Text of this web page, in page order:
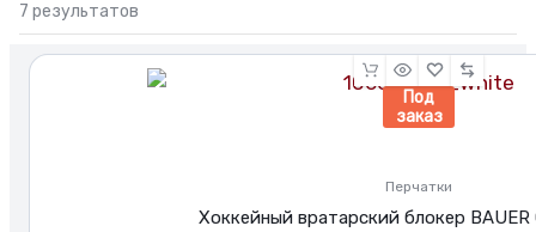
и
подарочные
Доставка
7 результатов
Под
заказ
Перчатки
Хоккейный вратарский блокер BAUER